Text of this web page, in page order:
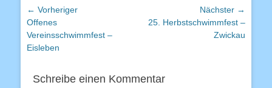
Beitragsnavigation
← Vorheriger
Vorheriger
Beitrag:
Offenes
Vereinsschwimmfest –
Eisleben
Nächster →
Nächster
25. Herbstschwimmfest –
Zwickau
Schreibe einen Kommentar